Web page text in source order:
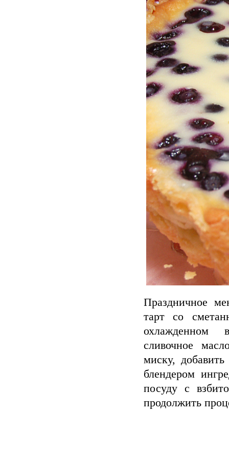
Праздничное
тарт со
охлажденном
сливочное
миску,
блендером
посуду с
продолжить